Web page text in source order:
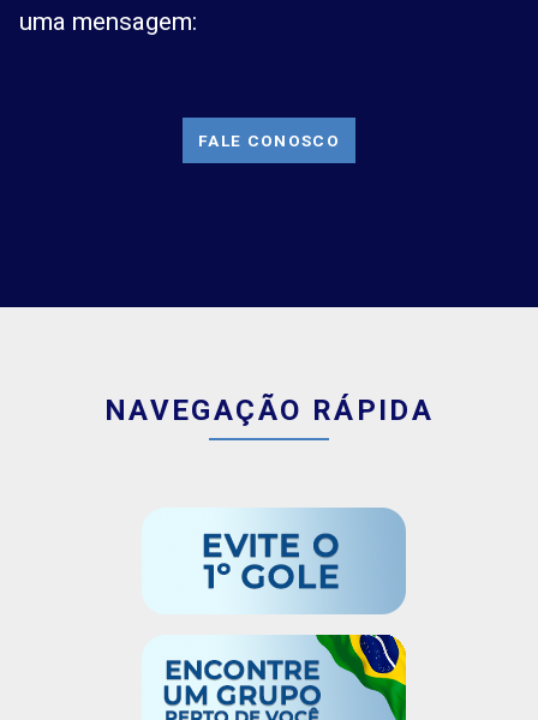
uma mensagem:
FALE CONOSCO
NAVEGAÇÃO RÁPIDA